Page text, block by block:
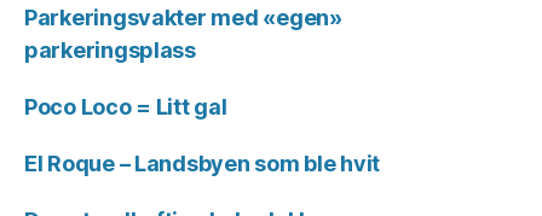
Parkeringsvakter med «egen»
parkeringsplass
Poco Loco = Litt gal
El Roque – Landsbyen som ble hvit